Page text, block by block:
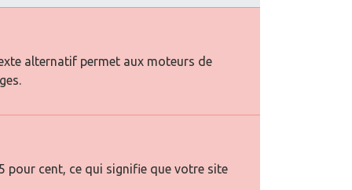
alternatif permet aux moteurs de
pour cent, ce qui signifie que votre site